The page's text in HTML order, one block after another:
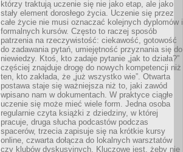
którzy traktują uczenie się nie jako etap, ale jako
stały element dorosłego życia. Uczenie się przez
całe życie nie musi oznaczać kolejnych dyplomów i
formalnych kursów. Często to raczej sposób
patrzenia na rzeczywistość: ciekawość, gotowość
do zadawania pytań, umiejętność przyznania się do
niewiedzy. Ktoś, kto zadaje pytanie „jak to działa?”
częściej znajduje drogę do nowych kompetencji niż
ten, kto zakłada, że „już wszystko wie”. Otwarta
postawa staje się ważniejsza niż to, jaki zawód
wpisano nam w dokumentach. W praktyce ciągłe
uczenie się może mieć wiele form. Jedna osoba
regularnie czyta książki z dziedziny, w której
pracuje, druga słucha podcastów podczas
spacerów, trzecia zapisuje się na krótkie kursy
online, czwarta dołącza do lokalnych warsztatów
czy klubów dyskusyjnych. Kluczowe jest, żeby nie